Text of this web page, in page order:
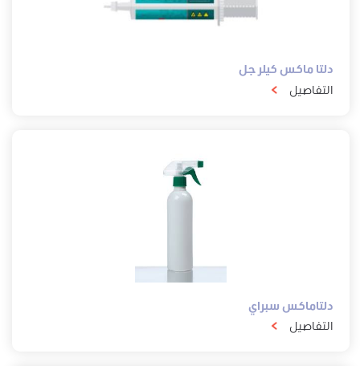
دلتا ماكس كيلر جل
التفاصيل
دلتاماكس سبراي
التفاصيل